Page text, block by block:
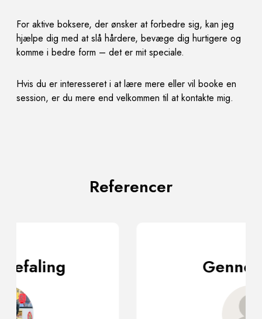
For aktive boksere, der ønsker at forbedre sig, kan jeg
hjælpe dig med at slå hårdere, bevæge dig hurtigere og
komme i bedre form – det er mit speciale.
Hvis du er interesseret i at lære mere eller vil booke en
session, er du mere end velkommen til at kontakte mig.
Referencer